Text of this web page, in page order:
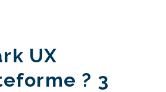
UX
? 3